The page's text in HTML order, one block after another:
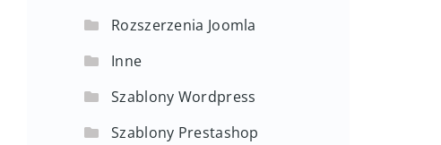
Rozszerzenia Joomla
Inne
Szablony Wordpress
Szablony Prestashop